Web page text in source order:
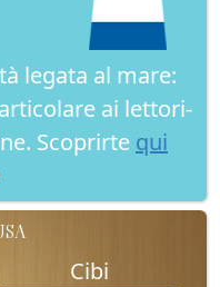
legata al mare:
ai lettori-
Scoprirte qui
Cibi